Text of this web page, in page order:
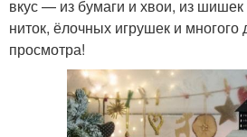
вкус — из бумаги и хвои, из шишек
ниток, ёлочных игрушек и многого
просмотра!